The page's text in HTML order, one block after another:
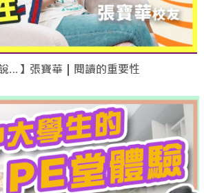
…】張寶華｜閱讀的重要性